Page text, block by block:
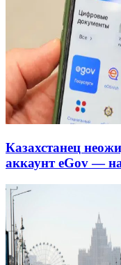
Казахстанец
аккаунт eGov —